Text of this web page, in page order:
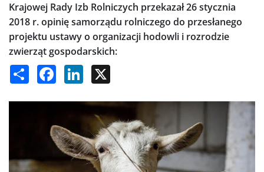
Krajowej Rady Izb Rolniczych przekazał 26 stycznia
2018 r. opinię samorządu rolniczego do przesłanego
projektu ustawy o organizacji hodowli i rozrodzie
zwierząt gospodarskich:
Share Facebook LinkedIn